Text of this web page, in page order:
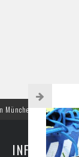
– Europas größtes